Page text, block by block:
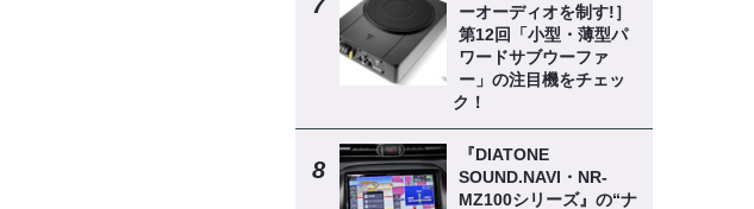
ーオーディオを制す!］
第12回「小型・薄型パ
ワードサブウーファ
ー」の注目機をチェッ
ク！
『DIATONE
SOUND.NAVI・NR-
MZ100シリーズ』の“ナ